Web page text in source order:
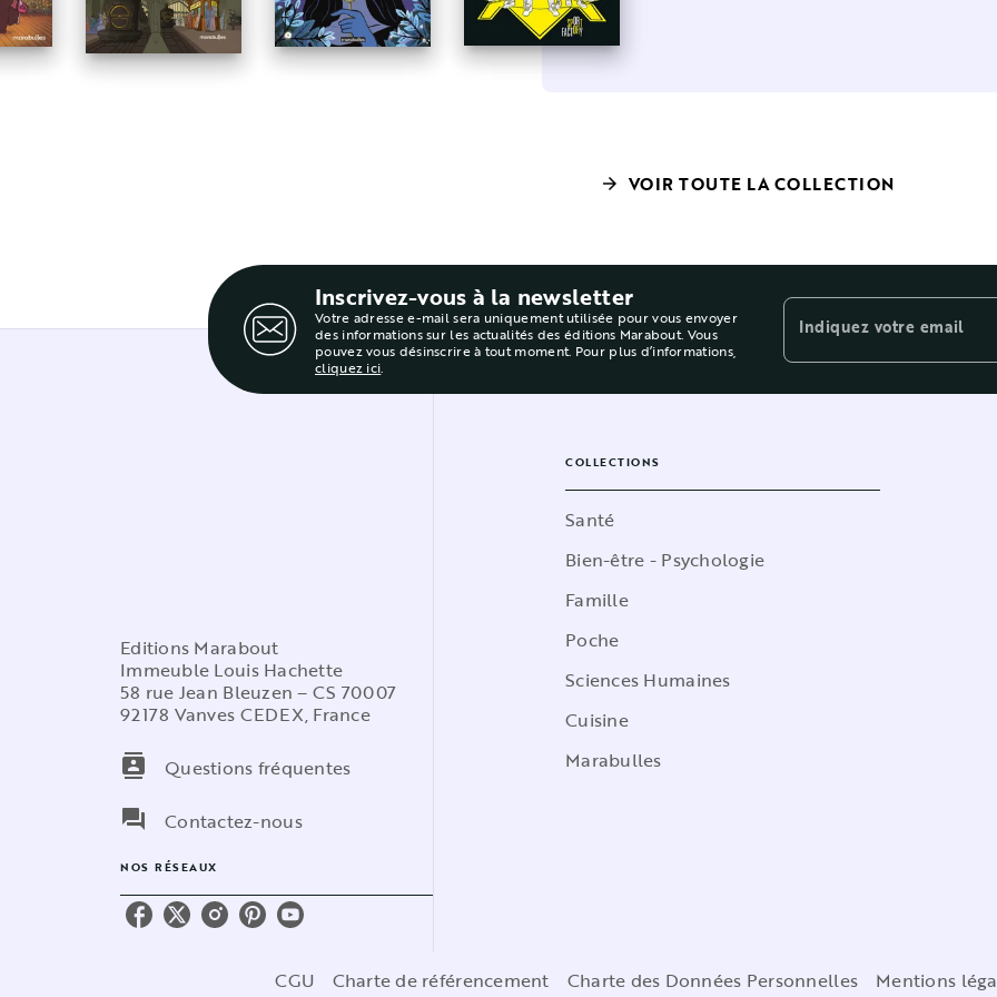
arrow_forward VOIR TOUTE LA COLLECTION
Inscrivez-vous à la newsletter
Votre adresse e-mail sera uniquement utilisée pour vous envoyer
des informations sur les actualités des éditions Marabout. Vous
pouvez vous désinscrire à tout moment. Pour plus d’informations,
cliquez ici.
Indiquez votre email
Editions Marabout
Immeuble Louis Hachette
58 rue Jean Bleuzen – CS 70007
92178 Vanves CEDEX, France
contacts
Questions fréquentes
question_answer
Contactez-nous
NOS RÉSEAUX
COLLECTIONS
Santé
Bien-être - Psychologie
Famille
Poche
Sciences Humaines
Cuisine
Marabulles
CGU Charte de référencement Charte des Données Personnelles Mentions